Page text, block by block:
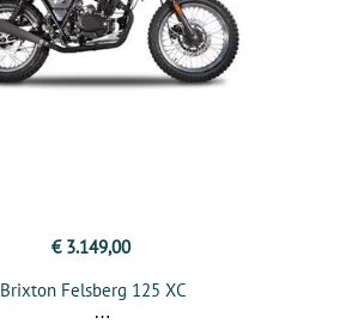
€ 3.149,00
Brixton Felsberg 125 XC